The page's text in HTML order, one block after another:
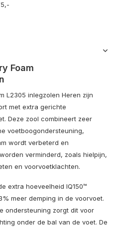
Foam
L2305 inlegzolen Heren zijn
met extra gerichte
Deze zool combineert zeer
voetboogondersteuning,
wordt verbeterd en
verminderd, zoals hielpijn,
en voorvoetklachten.
extra hoeveelheid IQ150™
meer demping in de voorvoet.
ondersteuning zorgt dit voor
onder de bal van de voet. De